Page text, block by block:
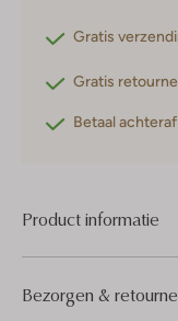
Gratis
Gratis
Betaal achteraf
Product informatie
Bezorgen &